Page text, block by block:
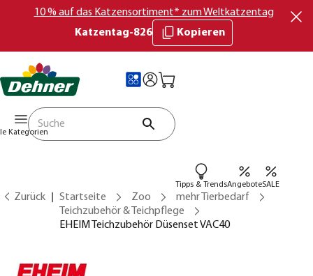
10 % auf das Katzensortiment* zum Weltkatzentag
Katzentag-826
Kopieren
Kategorien
Tipps & TrendsAngeboteSALE
Zurück Startseite Zoo
mehr Tierbedarf
Teichzubehör & Teichpflege
EHEIM Teichzubehör Düsenset VAC40